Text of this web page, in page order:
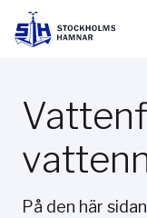
På den här